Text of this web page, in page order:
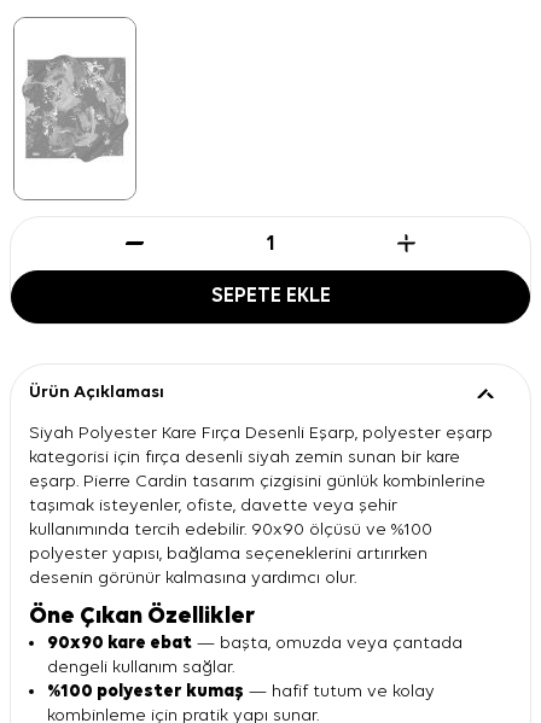
SEPETE EKLE
Ürün Açıklaması
Siyah Polyester Kare Fırça Desenli Eşarp, polyester eşarp
kategorisi için fırça desenli siyah zemin sunan bir kare
eşarp. Pierre Cardin tasarım çizgisini günlük kombinlerine
taşımak isteyenler, ofiste, davette veya şehir
kullanımında tercih edebilir. 90x90 ölçüsü ve %100
polyester yapısı, bağlama seçeneklerini artırırken
desenin görünür kalmasına yardımcı olur.
Öne Çıkan Özellikler
90x90 kare ebat — başta, omuzda veya çantada
dengeli kullanım sağlar.
%100 polyester kumaş — hafif tutum ve kolay
kombinleme için pratik yapı sunar.